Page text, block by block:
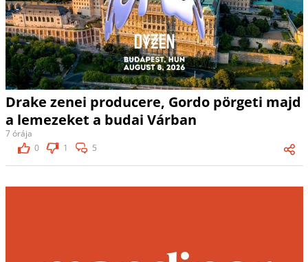
Drake zenei producere, Gordo pörgeti majd
a lemezeket a budai Várban
7 órája
0
1 5